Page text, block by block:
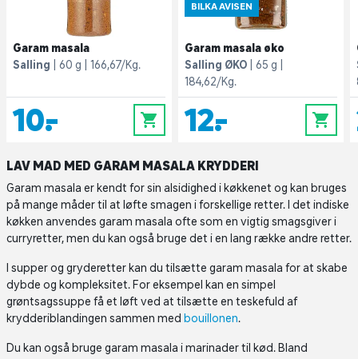
Garam masala
Salling
60 g 166,67/Kg.
10,- 0
BILKA AVISEN
Garam masala øko
Salling ØKO
65 g
184,62/Kg.
12,- 0
LAV MAD MED GARAM MASALA KRYDDERI
Garam masala er kendt for sin alsidighed i køkkenet og kan bruges
på mange måder til at løfte smagen i forskellige retter. I det indiske
køkken anvendes garam masala ofte som en vigtig smagsgiver i
curryretter, men du kan også bruge det i en lang række andre retter.
I supper og gryderetter kan du tilsætte garam masala for at skabe
dybde og kompleksitet. For eksempel kan en simpel
grøntsagssuppe få et løft ved at tilsætte en teskefuld af
krydderiblandingen sammen med bouillonen.
Du kan også bruge garam masala i marinader til kød. Bland